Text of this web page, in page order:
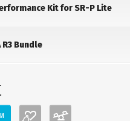
Kit for SR-P Lite
R3 Bundle